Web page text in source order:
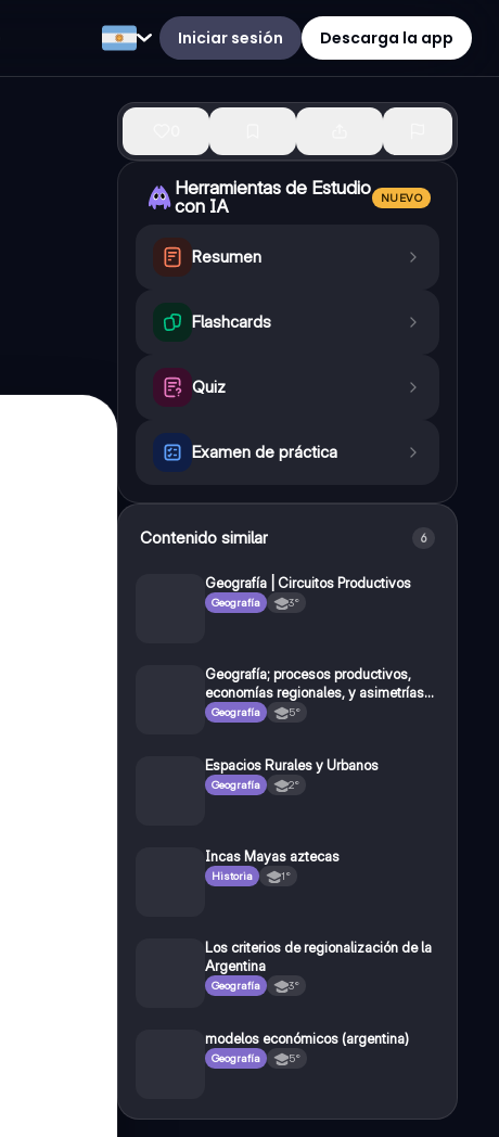
Iniciar sesión Descarga la app
Herramientas de Estudio
con IA
NUEVO
Resumen
Flashcards
Quiz
Examen de práctica
Contenido similar 6
Geografía | Circuitos Productivos
Geografía 3°
Geografía; procesos productivos,
economías regionales, y asimetrías
territoriales
Geografía 5°
Espacios Rurales y Urbanos
Geografía 2°
Incas Mayas aztecas
Historia 1°
Los criterios de regionalización de la
Argentina
Geografía 3°
modelos económicos (argentina)
Geografía 5°